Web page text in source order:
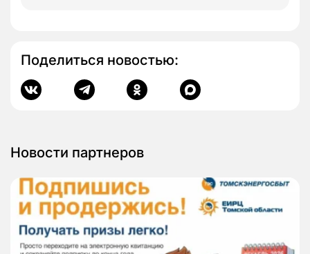
Поделиться новостью:
Новости партнеров